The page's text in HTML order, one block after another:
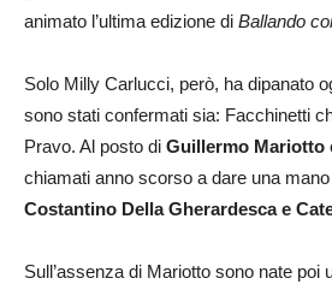
animato l’ultima edizione di Ballando
Solo Milly Carlucci, però, ha dipanato
sono stati confermati sia: Facchinetti
Pravo. Al posto di Guillermo Mariotto
chiamati anno scorso a dare una
Costantino Della Gherardesca e
Sull’assenza di Mariotto sono nate poi